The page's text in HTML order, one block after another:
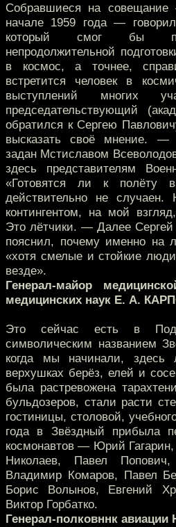
Собравшиеся на
начале 1959 года —
который смог бы
непродолжительной
в космос, а точнее,
встретится человек в
выступлений многих
председательствующий
обратился к Сергею
высказать своё мнение. —
задан Мстиславом
здесь представителям
«Готовятся ли к полёту
действительно не
контингентом, на мой
Это лётчики. — Далее
пояснил, почему именно на
«хотя смелые и стойкие
везде».
Генерал-майор
медицинских наук Е. А.
Это сейчас есть в
символическим названием
когда мы начинали,
верхушках берёз, елей и
была растревожена
бульдозеров, стали расти
гостиницы, столовой,
года в Звёздный прибыла
космонавтов — Юрий
Николаев, Павел
Владимир Комаров, Павел
Борис Волынов, Евгений
Виктор Горбатко.
Генерал-полковннк